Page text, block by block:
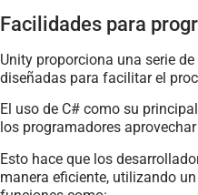
Facilidades para
Unity proporciona una serie
diseñadas para facilitar el
El uso de C# como su
los programadores
Esto hace que los
manera eficiente, utilizando